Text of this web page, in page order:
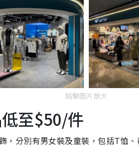
點擊圖片放大
至$50/件
，分別有男女裝及童裝，包括T恤